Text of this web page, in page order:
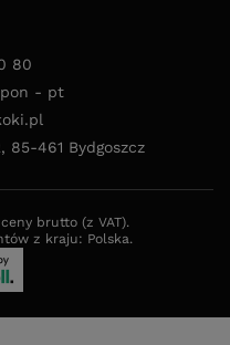
80
- pt
, 85-461 Bydgoszcz
brutto (z VAT).
z kraju: Polska.